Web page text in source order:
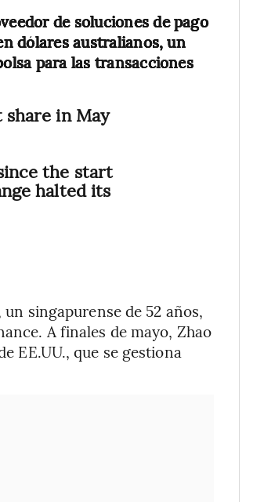
de soluciones de pago
dólares australianos, un
para las transacciones
in May
the start
halted its
singapurense de 52 años,
A finales de mayo, Zhao
EE.UU., que se gestiona